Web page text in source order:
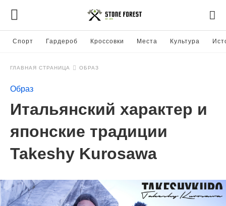
Спорт Гардероб Кроссовки Места Культура
ГЛАВНАЯ СТРАНИЦА ОБРАЗ
Образ
Итальянский характер и
японские традиции
Takeshy Kurosawa